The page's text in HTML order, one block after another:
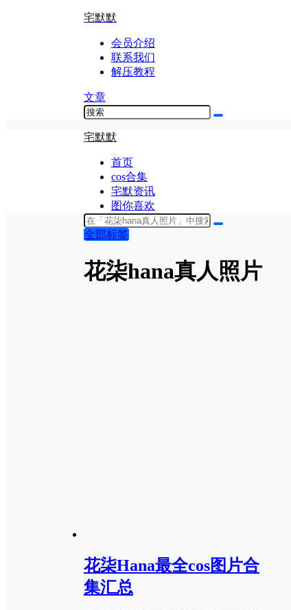
宅默默
会员介绍
联系我们
解压教程
文章
宅默默
首页
cos合集
宅默资讯
图你喜欢
全部标签
花柒hana真人照片
花柒Hana最全cos图片合
集汇总